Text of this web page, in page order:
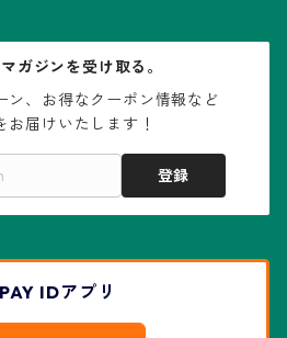
ガジンを受け取る。
ン、お得なクーポン情報など
お届けいたします！
登録
PAY IDアプリ